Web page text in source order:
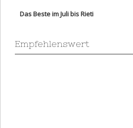
Das Beste im Juli bis Rieti
Empfehlenswert